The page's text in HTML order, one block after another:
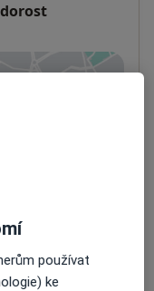
aktivní
používat
ke